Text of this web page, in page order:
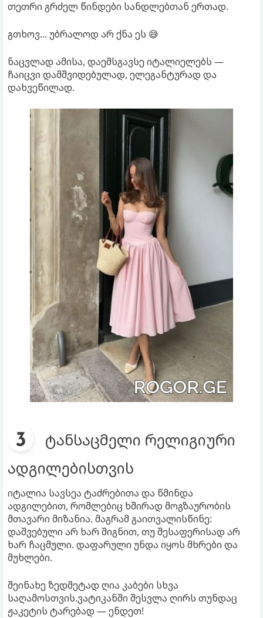
თეთრი გრძელ წინდები სანდლებთან ერთად.
გთხოვ... უბრალოდ არ ქნა ეს 😅
ნაცვლად ამისა, დაემსგავსე იტალიელებს —
ჩაიცვი დამშვიდებულად, ელეგანტურად და
დახვეწილად.
ტანსაცმელი რელიგიური
ადგილებისთვის
იტალია სავსეა ტაძრებითა და წმინდა
ადგილებით, რომლებიც ხშირად მოგზაურობის
მთავარი მიზანია. მაგრამ გაითვალისწინე:
დაშვებული არ ხარ შიგნით, თუ შესაფერისად არ
ხარ ჩაცმული. დაფარული უნდა იყოს მხრები და
მუხლები.
შეინახე ზედმეტად ღია კაბები სხვა
საღამოსთვის.ვატიკანში შესვლა ღირს თუნდაც
ჟაკეტის ტარებად — ენდეთ!